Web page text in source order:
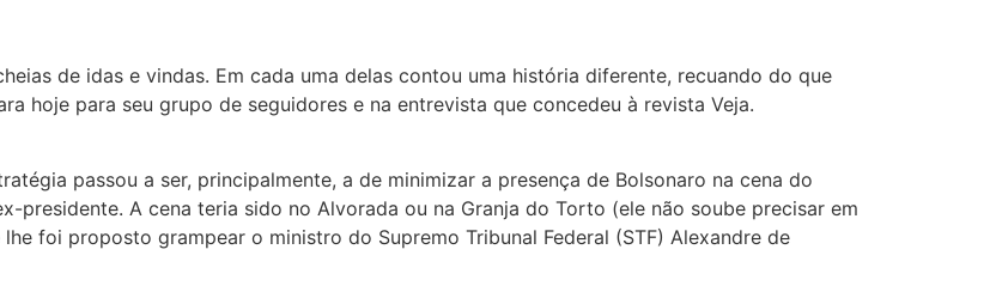
de idas e vindas. Em cada uma delas contou uma história diferente, recuando do que
hoje para seu grupo de seguidores e na entrevista que concedeu à revista Veja.
passou a ser, principalmente, a de minimizar a presença de Bolsonaro na cena do
presidente. A cena teria sido no Alvorada ou na Granja do Torto (ele não soube precisar em
foi proposto grampear o ministro do Supremo Tribunal Federal (STF) Alexandre de